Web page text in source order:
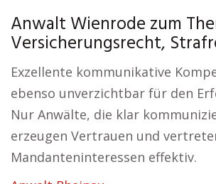
Anwalt Wienrode zum
Versicherungsrecht,
Exzellente kommunikative
ebenso unverzichtbar für den
Nur Anwälte, die klar
erzeugen Vertrauen und
Mandanteninteressen effektiv.